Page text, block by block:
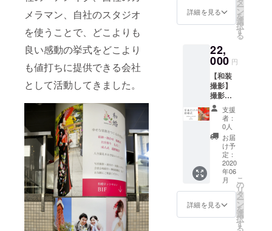
メラマン、自社のスタジオ
を使うことで、どこよりも
良い感動の挙式をどこより
も値打ちに提供できる会社
として活動してきました。
装の特
ない場
合がご
ざいま
す （男
性：身
長
180cm
以上ま
たはウ
エスト
100cm
以上／
女性：
13号以
上のか
たはご
相談く
ズ）：
約30着
の中か
クト ◯
新郎タ
キシー
ド1着
（S〜L
サイ
ズ）：
白・
黒・グ
レーの
３色 ◯
新婦ヘ
アメイ
ク ◯六
つ切り
写真台
紙付き3
詳細を見る ー
ン
を
選
択
す
る
22,
000 円
【和装
撮影】
撮影日
はご予
約制と
なりま
す ◯新
婦：白
無垢ま
たは色
打掛か
ら1着
（7〜13
号サイ
ズ相
当）：
支援
者：
0人
お届
け予
定：
2020
年06
月
詳細を見る
こ
の
リ
タ
ー
ン
を
選
択
す
る